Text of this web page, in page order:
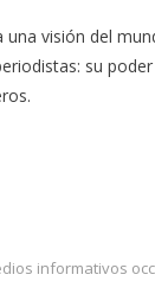
visión del
su
informativos